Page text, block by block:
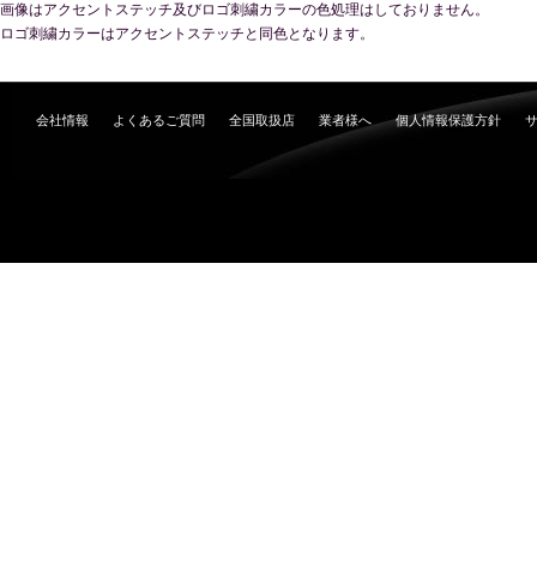
画像はアクセントステッチ及びロゴ刺繍カラーの色処理はしておりません。
ロゴ刺繍カラーはアクセントステッチと同色となります。
会社情報 よくあるご質問 全国取扱店 業者様へ 個人情報保護方針